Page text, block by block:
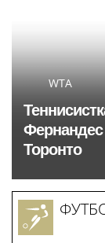
WTA
Фернандес
Торонто